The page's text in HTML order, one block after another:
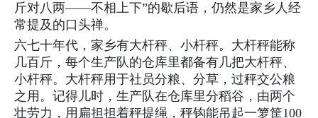
斤对八两——不相上下”的歇后语，仍然是家乡人经
常提及的口头禅。
六七十年代，家乡有大杆秤、小杆秤。大杆秤能称
几百斤，每个生产队的仓库里都备有几把大杆秤、
小杆秤。大杆秤用于社员分粮、分草，过秤交公粮
之用。记得儿时，生产队在仓库里分稻谷，由两个
壮劳力，用扁担担着秤提绳，秤钩能吊起一箩筐100